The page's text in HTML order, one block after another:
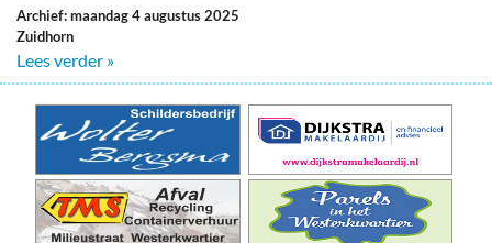
Archief: maandag 4 augustus 2025
Zuidhorn
Lees verder »